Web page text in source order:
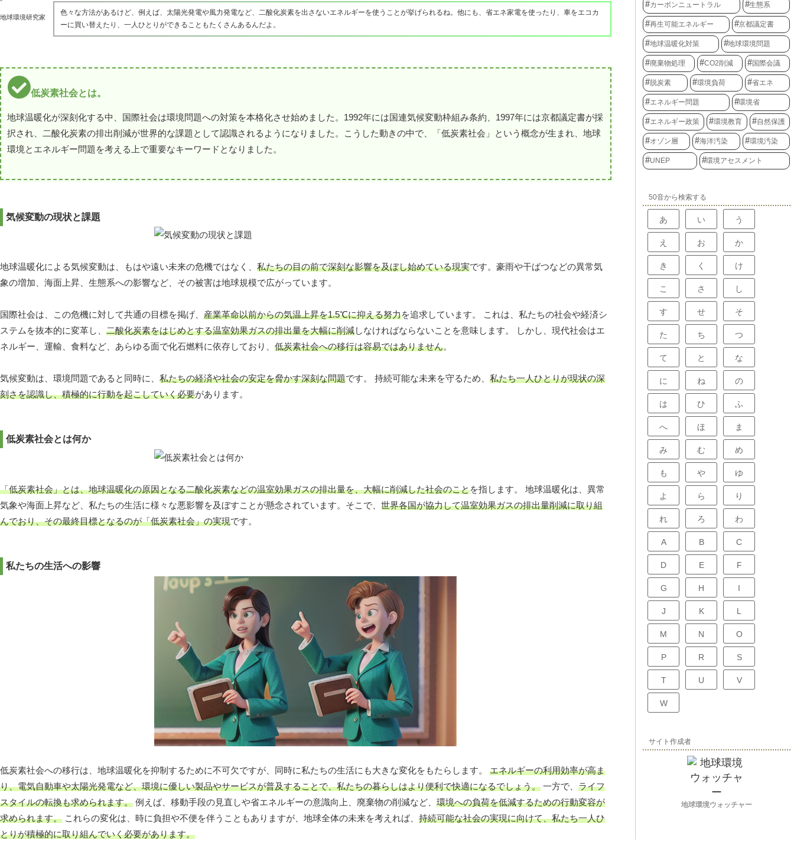
地球環境研究家
色々な方法があるけど、例えば、太陽光発電や風力発電など、二酸化炭素を出さないエネルギーを使うことが挙げられるね。他にも、省エネ家電を使ったり、車をエコカ
ーに買い替えたり、一人ひとりができることもたくさんあるんだよ。
低炭素社会とは。
地球温暖化が深刻化する中、国際社会は環境問題への対策を本格化させ始めました。1992年には国連気候変動枠組み条約、1997年には京都議定書が採
択され、二酸化炭素の排出削減が世界的な課題として認識されるようになりました。こうした動きの中で、「低炭素社会」という概念が生まれ、地球
環境とエネルギー問題を考える上で重要なキーワードとなりました。
気候変動の現状と課題
地球温暖化による気候変動は、もはや遠い未来の危機ではなく、 私たちの目の前で深刻な影響を及ぼし始めている現実です。豪雨や干ばつなどの異常気
象の増加、海面上昇、生態系への影響など、その被害は地球規模で広がっています。
国際社会は、この危機に対して共通の目標を掲げ、 産業革命以前からの気温上昇を1.5℃に抑える努力を追求しています。 これは、私たちの社会や経済シ
ステムを抜本的に変革し、 二酸化炭素をはじめとする温室効果ガスの排出量を大幅に削減しなければならないことを意味します。 しかし、現代社会はエ
ネルギー、運輸、食料など、あらゆる面で化石燃料に依存しており、 低炭素社会への移行は容易ではありません。
気候変動は、環境問題であると同時に、 私たちの経済や社会の安定を脅かす深刻な問題です。 持続可能な未来を守るため、 私たち一人ひとりが現状の深
刻さを認識し、積極的に行動を起こしていく必要があります。
低炭素社会とは何か
「低炭素社会」とは、地球温暖化の原因となる二酸化炭素などの温室効果ガスの排出量を、大幅に削減した社会のことを指します。 地球温暖化は、異常
気象や海面上昇など、私たちの生活に様々な悪影響を及ぼすことが懸念されています。そこで、 世界各国が協力して温室効果ガスの排出量削減に取り組
んでおり、その最終目標となるのが「低炭素社会」の実現です。
私たちの生活への影響
低炭素社会への移行は、地球温暖化を抑制するために不可欠ですが、同時に私たちの生活にも大きな変化をもたらします。 エネルギーの利用効率が高ま
り、電気自動車や太陽光発電など、環境に優しい製品やサービスが普及することで、私たちの暮らしはより便利で快適になるでしょう。 一方で、 ライフ
スタイルの転換も求められます。 例えば、移動手段の見直しや省エネルギーの意識向上、廃棄物の削減など、 環境への負荷を低減するための行動変容が
求められます。 これらの変化は、時に負担や不便を伴うこともありますが、地球全体の未来を考えれば、 持続可能な社会の実現に向けて、私たち一人ひ
とりが積極的に取り組んでいく必要があります。
カーボンニュートラル 生態系
再生可能エネルギー 京都議定書
地球温暖化対策 地球環境問題
廃棄物処理 CO2削減 国際会議
脱炭素 環境負荷 省エネ
エネルギー問題 環境省
エネルギー政策 環境教育 自然保護
オゾン層 海洋汚染 環境汚染
UNEP 環境アセスメント
50音から検索する
あ い う
え お か
き く け
こ さ し
す せ そ
た ち つ
て と な
に ね の
は ひ ふ
へ ほ ま
み む め
も や ゆ
よ ら り
れ ろ わ
A B C
D E F
G H I
J K L
M N O
P R S
T U V
W
サイト作成者
地球環境ウォッチャー